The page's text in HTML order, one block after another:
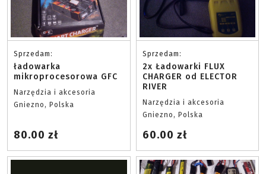
Sprzedam:
ładowarka
mikroprocesorowa GFC
Narzędzia i akcesoria
Gniezno, Polska
80.00 zł
Sprzedam:
2x Ładowarki FLUX
CHARGER od ELECTOR
RIVER
Narzędzia i akcesoria
Gniezno, Polska
60.00 zł